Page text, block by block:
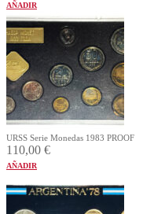
AÑADIR
URSS Serie Monedas 1983 PROOF
110,00 €
AÑADIR